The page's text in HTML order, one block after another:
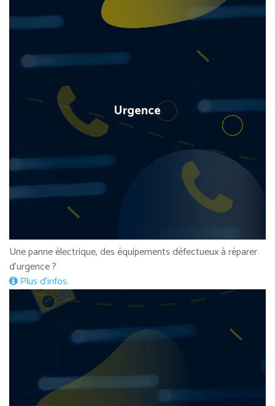
Urgence
Une panne électrique, des équipements défectueux à réparer
d’urgence ?
Plus d’infos.